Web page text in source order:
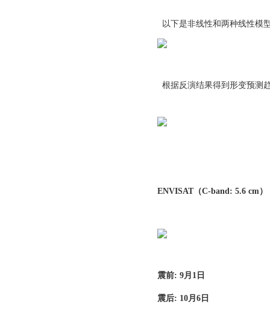
以下是非线性和两种线性模
根据反演结果得到形变预测
ENVISAT（C-band: 5.6 cm）
震前: 9月1日
震后: 10月6日